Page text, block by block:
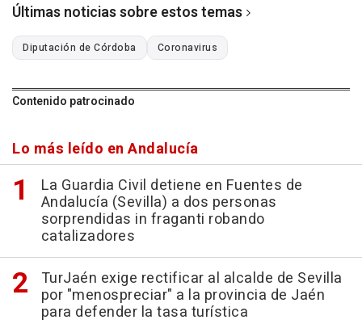
Últimas noticias sobre estos temas
Diputación de Córdoba Coronavirus
Contenido patrocinado
Lo más leído en Andalucía
La Guardia Civil detiene en Fuentes de
Andalucía (Sevilla) a dos personas
sorprendidas in fraganti robando
catalizadores
TurJaén exige rectificar al alcalde de Sevilla
por "menospreciar" a la provincia de Jaén
para defender la tasa turística